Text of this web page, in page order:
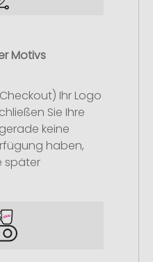
Motivs
Ihr Logo
Sie Ihre
keine
haben,
später